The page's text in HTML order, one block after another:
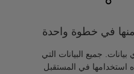
منها في خطوة واحدة
جميع البيانات التي
استخدامها في المستقبل